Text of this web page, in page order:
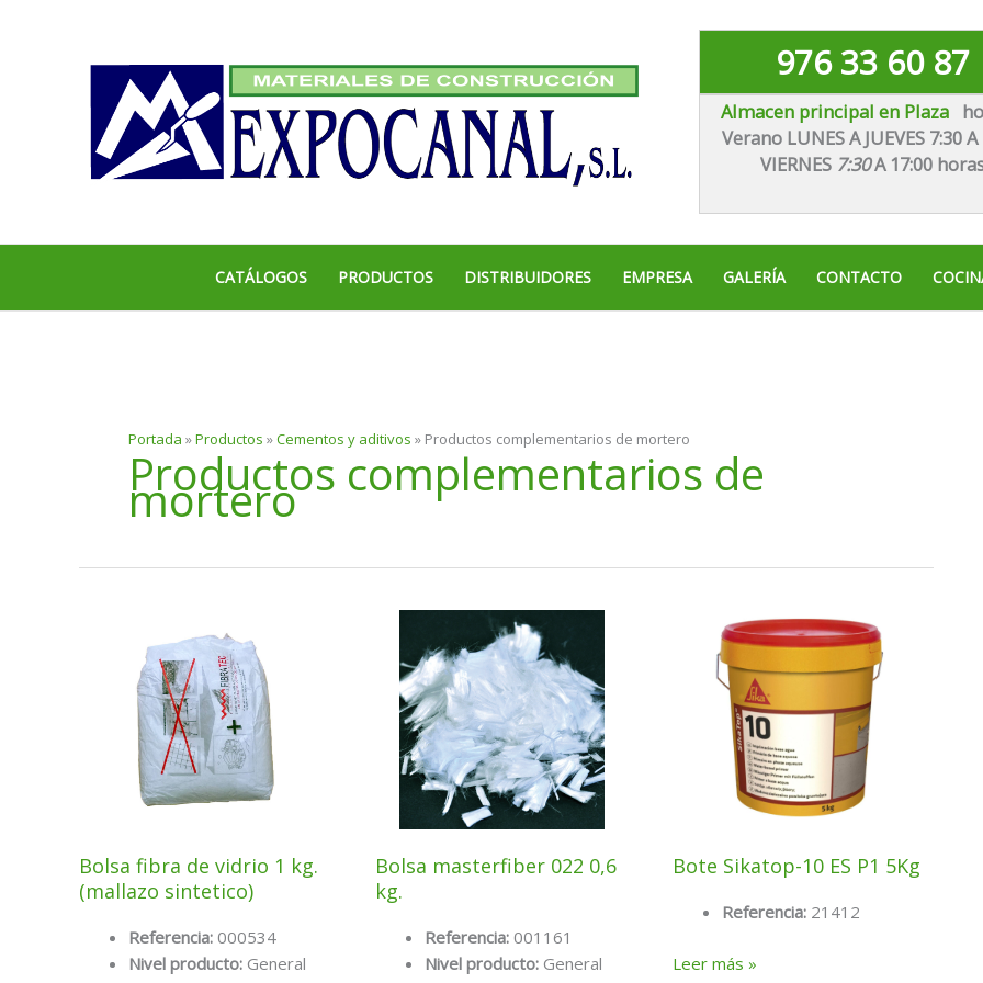
976 33 60 87
Almacen principal en Plaza
Verano LUNES A JUEVES 7:30 A
VIERNES 7:30A 17:00
CATÁLOGOS PRODUCTOS DISTRIBUIDORES EMPRESA GALERÍA CONTACTO
Portada »Productos »Cementos y aditivos » Productos complementarios de mortero
Productos complementarios de
mortero
Bolsa fibra de vidrio 1 kg.
(mallazo sintetico)
Referencia: 000534
Nivel producto: General
Bolsa masterfiber 022 0,6
kg.
Referencia:001161
Nivel producto: General
Bote Sikatop-10 ES P1 5Kg
Referencia: 21412
Bote
Leer más »